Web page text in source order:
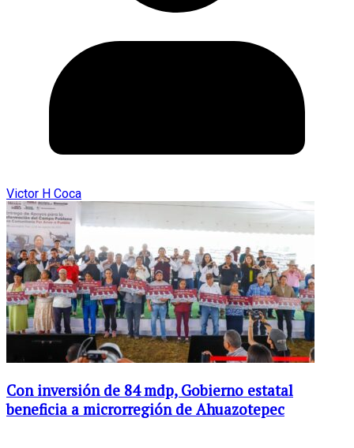
Victor H Coca
Con inversión de 84 mdp, Gobierno estatal
beneficia a microrregión de Ahuazotepec